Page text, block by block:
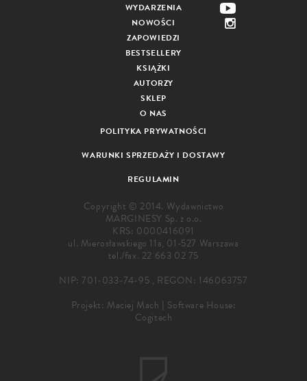
WYDARZENIA
NOWOŚCI
ZAPOWIEDZI
BESTSELLERY
KSIĄŻKI
AUTORZY
SKLEP
O NAS
POLITYKA PRYWATNOŚCI
WARUNKI SPRZEDAŻY I DOSTAWY
REGULAMIN
Copyright © 2014. Wydawnictwo
MARGINESY Sp. z o.o.
KRS: 0000416091
ul. Mierosławskiego 11a, 01-527 Warszawa
tel./fax. 22 663 02 75
NIP: 701-033-74-95 , REGON: 146063757
Projekt: Maciej Mach | Software House:
Cogitech